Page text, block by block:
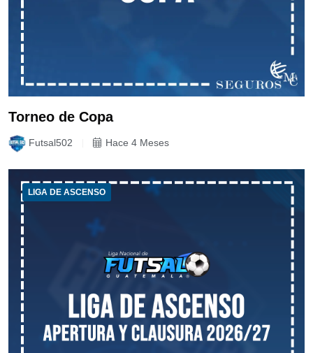
Torneo de Copa
Futsal502 Hace 4 Meses
LIGA DE ASCENSO